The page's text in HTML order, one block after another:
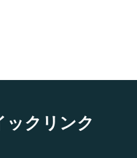
ックリンク